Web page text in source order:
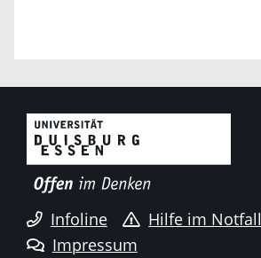
Infoline
Hilfe im Notfall
Impressum